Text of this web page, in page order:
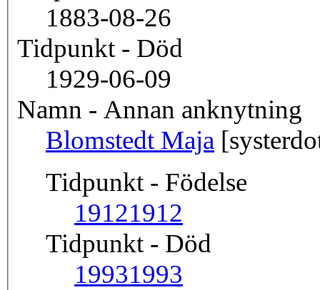
1883-08-26
Tidpunkt - Död
1929-06-09
Namn - Annan anknytning
Blomstedt Maja
Tidpunkt - Födelse
19121912
Tidpunkt - Död
19931993